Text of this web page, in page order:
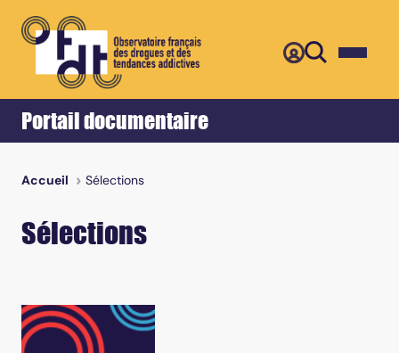
Portail documentaire
Accueil Sélections
Sélections
Sous-rubrique de la rubrique